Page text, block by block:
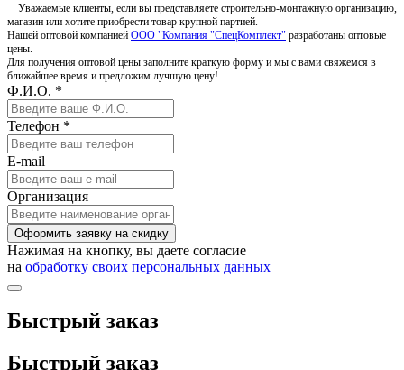
Уважаемые клиенты, если вы представляете строительно-монтажную организацию,
магазин или хотите приобрести товар крупной партией.
Нашей оптовой компанией ООО "Компания "СпецКомплект" разработаны оптовые
цены.
Для получения оптовой цены заполните краткую форму и мы с вами свяжемся в
ближайшее время и предложим лучшую цену!
Ф.И.О. *
Телефон *
E-mail
Организация
Оформить заявку на скидку
Нажимая на кнопку, вы даете согласие
на обработку своих персональных данных
Быстрый заказ
Быстрый заказ